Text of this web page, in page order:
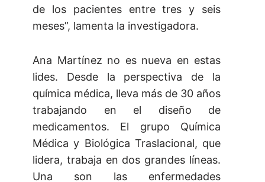
de los pacientes entre tres y seis
meses”, lamenta la investigadora.
Ana Martínez no es nueva en estas
lides. Desde la perspectiva de la
química médica, lleva más de 30 años
trabajando en el diseño de
medicamentos. El grupo Química
Médica y Biológica Traslacional, que
lidera, trabaja en dos grandes líneas.
Una son las enfermedades